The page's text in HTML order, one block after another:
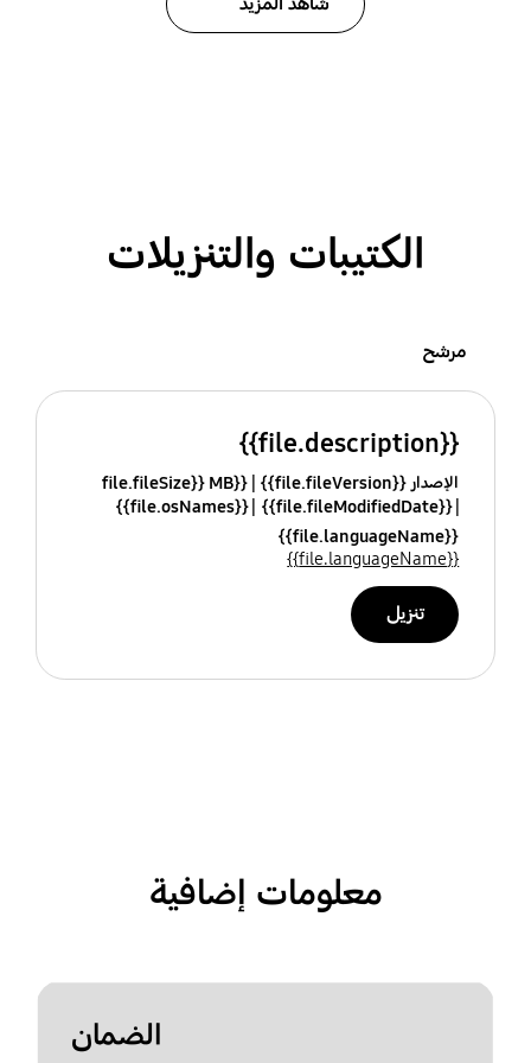
الكتيبات والتنزيلات
مرشح
{{file.description}}
الإصدار {{file.fileVersion}}
{{file.fileSize}} MB
{{file.fileModifiedDate}}
{{file.osNames}}
{{file.languageName}}
{{file.languageName}}
تنزيل
معلومات إضافية
الضمان